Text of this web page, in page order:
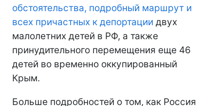
обстоятельства, подробный маршрут и
всех причастных к депортации двух
малолетних детей в РФ, а также
принудительного перемещения еще 46
детей во временно оккупированный
Крым.
Больше подробностей о том, как Россия